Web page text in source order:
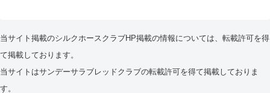
当サイト掲載のシルクホースクラブHP掲載の情報については、転載許可を得
て掲載しております。
当サイトはサンデーサラブレッドクラブの転載許可を得て掲載しておりま
す。